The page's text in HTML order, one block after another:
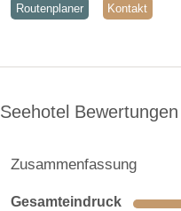
Routenplaner Kontakt
Seehotel Bewertungen
Zusammenfassung
Gesamteindruck